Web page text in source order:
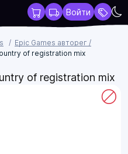
Войти
Epic Games авторег /
of registration mix
of registration mix